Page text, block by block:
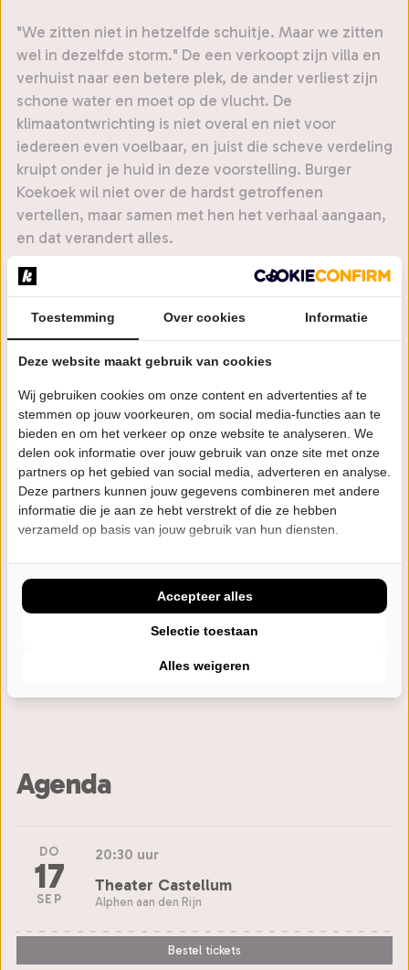
"We zitten niet in hetzelfde schuitje. Maar we zitten
wel in dezelfde storm." De een verkoopt zijn villa en
verhuist naar een betere plek, de ander verliest zijn
schone water en moet op de vlucht. De
klimaatontwrichting is niet overal en niet voor
iedereen even voelbaar, en juist die scheve verdeling
kruipt onder je huid in deze voorstelling. Burger
Koekoek wil niet over de hardst getroffenen
vertellen, maar samen met hen het verhaal aangaan,
en dat verandert alles.
Daarom delen Cor en Robbert het podium met de
Iraanse multi-instrumentalist en daf-virtuoos Farid
Sheek en de Iraanse zanger, ud- en tarspeler Reza
Mirjalali. Sheek speelde eerder met het Residentie
Orkest, het Noordpool Orkest, Gordafarid en Bert
Visscher; Mirjalali won meerdere internationale
componistenprijzen en verbindt oost en west met
zijn muziek. Burger Koekoek zelf stond in 2024 op
nummer 5 in de Trouw Duurzame 100 en werd in 2025
opnieuw genomineerd. Verwacht een theatraal en
muzikaal spektakel waarin de complexiteit en de
fundamentele oneerlijkheid van de klimaatcrisis op
Zang, gitaren & toetsen: Cor Burger | fysiek spel,
saxen, klarinet, bas & percussie: Robbert Koekoek |
Agenda
DO
17
SEP
20:30 uur
Theater Castellum
Alphen aan den Rijn
Bestel tickets
Toestemming Over cookies Informatie
Deze website maakt gebruik van cookies
Wij gebruiken cookies om onze content en advertenties af te
stemmen op jouw voorkeuren, om social media-functies aan te
bieden en om het verkeer op onze website te analyseren. We
delen ook informatie over jouw gebruik van onze site met onze
partners op het gebied van social media, adverteren en analyse.
Deze partners kunnen jouw gegevens combineren met andere
informatie die je aan ze hebt verstrekt of die ze hebben
verzameld op basis van jouw gebruik van hun diensten.
Alles weigeren
Selectie toestaan
Accepteer alles